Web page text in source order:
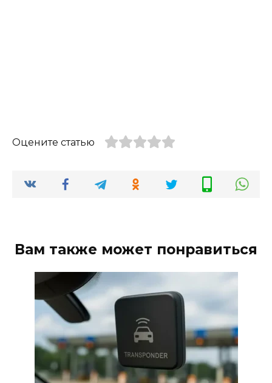
Оцените статью
Вам также может понравиться